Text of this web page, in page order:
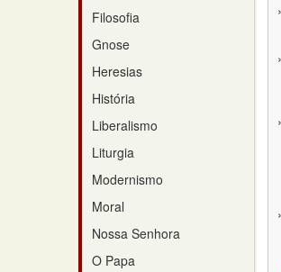
Filosofia
Gnose
Heresias
História
Liberalismo
Liturgia
Modernismo
Moral
Nossa Senhora
O Papa